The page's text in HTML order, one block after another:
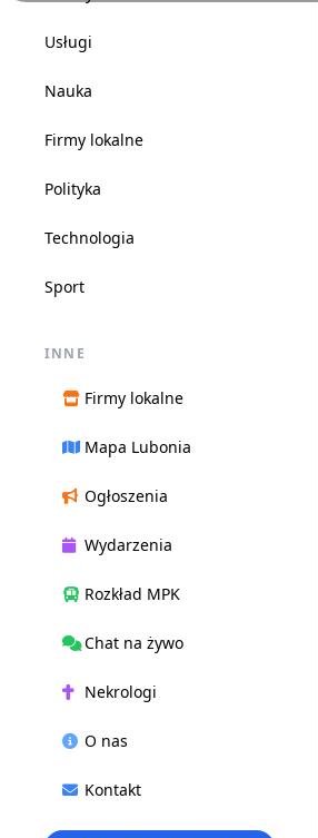
Usługi
Nauka
Firmy lokalne
Polityka
Technologia
Sport
INNE
Firmy lokalne
Mapa Lubonia
Ogłoszenia
Wydarzenia
Rozkład MPK
Chat na żywo
Nekrologi
O nas
Kontakt